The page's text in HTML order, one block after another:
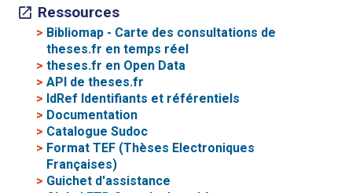
Ressources
> Bibliomap - Carte des consultations de
theses.fr en temps réel
>theses.fr en Open Data
>API de theses.fr
> IdRef Identifiants et référentiels
> Documentation
> Catalogue Sudoc
> Format TEF (Thèses Electroniques
Françaises)
> Guichet d'assistance